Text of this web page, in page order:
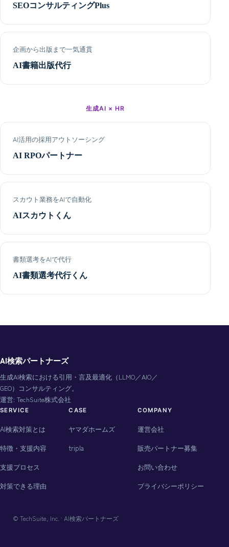
SEOコンサルティングPlus
企画から出版まで一気通貫
AI書籍出版代行
生成AI × HR
AI活用の採用アウトソーシング
AI RPOパートナー
スカウト業務をAIで自動化
AIスカウトくん
書類選考をAIで代行
AI書類選考代行くん
AI検索パートナーズ
生成AI検索における引用・言及最適化（LLMO／AIO／
GEO）コンサルティング。
運営: TechSuite株式会社
SERVICE
AI検索対策とは
特徴・支援内容
支援プロセス
対策できる理由
CASE
ヤマダホームズ
tripla
COMPANY
運営会社
販売パートナー募集
お問い合わせ
プライバシーポリシー
© TechSuite, Inc. · AI検索パートナーズ